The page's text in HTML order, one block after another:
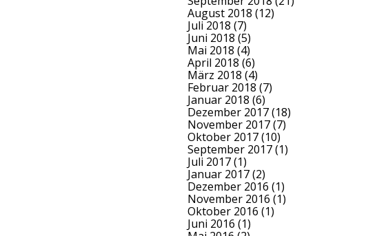
August 2018 (12)
Juli 2018 (7)
Juni 2018 (5)
Mai 2018 (4)
April 2018 (6)
März 2018 (4)
Februar 2018 (7)
Januar 2018 (6)
Dezember 2017(18)
November 2017(7)
Oktober 2017(10)
September 2017(1)
Juli 2017(1)
Januar 2017(2)
Dezember 2016 (1)
November 2016 (1)
Oktober 2016 (1)
Juni 2016 (1)